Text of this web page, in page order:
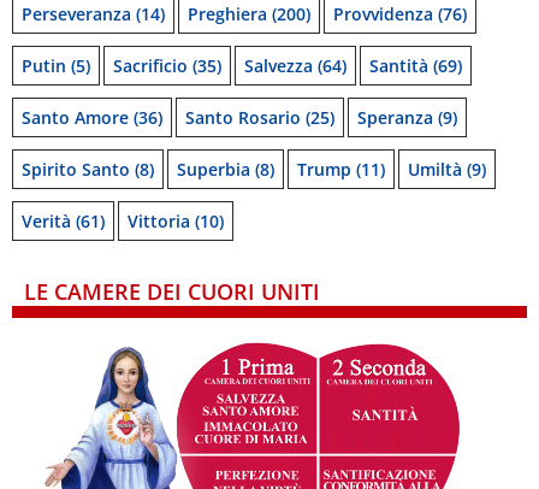
Perseveranza (14) Preghiera (200) Provvidenza (76)
Putin (5) Sacrificio (35) Salvezza (64) Santità (69)
Santo Amore (36) Santo Rosario (25) Speranza (9)
Spirito Santo (8) Superbia (8) Trump (11) Umiltà (9)
Verità (61) Vittoria (10)
LE CAMERE DEI CUORI UNITI